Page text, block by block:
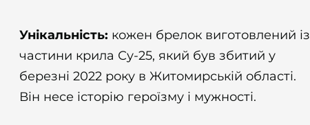
Унікальність: кожен брелок виготовлений із
частини крила Су-25, який був збитий у
березні 2022 року в Житомирській області.
Він несе історію героїзму і мужності.